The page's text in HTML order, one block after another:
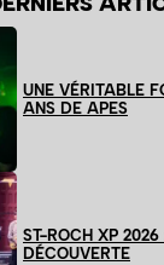
UNE VÉRITABLE
ANS DE APES
ST-ROCH XP
DÉCOUVERTE